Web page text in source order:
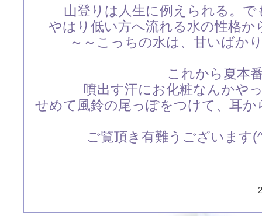
山登りは人生に例えられる。
やはり低い方へ流れる水の性格
～～こっちの水は、甘いばか
これから夏本
噴出す汗にお化粧なんかや
せめて風鈴の尾っぽをつけて、耳
ご覧頂き有難うございま